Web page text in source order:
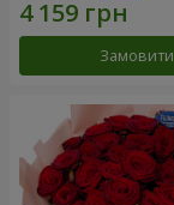
Замовити